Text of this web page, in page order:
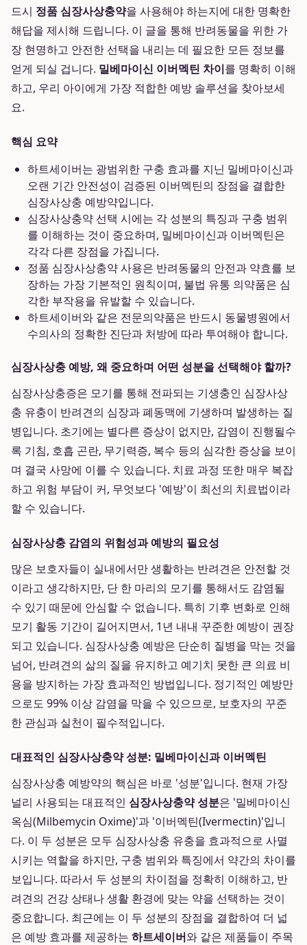
드시 정품 심장사상충약을 사용해야 하는지에 대한 명확한
해답을 제시해 드립니다. 이 글을 통해 반려동물을 위한 가
장 현명하고 안전한 선택을 내리는 데 필요한 모든 정보를
얻게 되실 겁니다. 밀베마이신 이버멕틴 차이를 명확히 이해
하고, 우리 아이에게 가장 적합한 예방 솔루션을 찾아보세
요.
핵심 요약
하트세이버는 광범위한 구충 효과를 지닌 밀베마이신과
오랜 기간 안전성이 검증된 이버멕틴의 장점을 결합한
심장사상충 예방약입니다.
심장사상충약 선택 시에는 각 성분의 특징과 구충 범위
를 이해하는 것이 중요하며, 밀베마이신과 이버멕틴은
각각 다른 장점을 가집니다.
정품 심장사상충약 사용은 반려동물의 안전과 약효를 보
장하는 가장 기본적인 원칙이며, 불법 유통 의약품은 심
각한 부작용을 유발할 수 있습니다.
하트세이버와 같은 전문의약품은 반드시 동물병원에서
수의사의 정확한 진단과 처방에 따라 투여해야 합니다.
심장사상충 예방, 왜 중요하며 어떤 성분을 선택해야 할까?
심장사상충증은 모기를 통해 전파되는 기생충인 심장사상
충 유충이 반려견의 심장과 폐동맥에 기생하며 발생하는 질
병입니다. 초기에는 별다른 증상이 없지만, 감염이 진행될수
록 기침, 호흡 곤란, 무기력증, 복수 등의 심각한 증상을 보이
며 결국 사망에 이를 수 있습니다. 치료 과정 또한 매우 복잡
하고 위험 부담이 커, 무엇보다 '예방'이 최선의 치료법이라
할 수 있습니다.
심장사상충 감염의 위험성과 예방의 필요성
많은 보호자들이 실내에서만 생활하는 반려견은 안전할 것
이라고 생각하지만, 단 한 마리의 모기를 통해서도 감염될
수 있기 때문에 안심할 수 없습니다. 특히 기후 변화로 인해
모기 활동 기간이 길어지면서, 1년 내내 꾸준한 예방이 권장
되고 있습니다. 심장사상충 예방은 단순히 질병을 막는 것을
넘어, 반려견의 삶의 질을 유지하고 예기치 못한 큰 의료 비
용을 방지하는 가장 효과적인 방법입니다. 정기적인 예방만
으로도 99% 이상 감염을 막을 수 있으므로, 보호자의 꾸준
한 관심과 실천이 필수적입니다.
대표적인 심장사상충약 성분: 밀베마이신과 이버멕틴
심장사상충 예방약의 핵심은 바로 '성분'입니다. 현재 가장
널리 사용되는 대표적인 심장사상충약 성분은 '밀베마이신
옥심(Milbemycin Oxime)'과 '이버멕틴(Ivermectin)'입니
다. 이 두 성분은 모두 심장사상충 유충을 효과적으로 사멸
시키는 역할을 하지만, 구충 범위와 특징에서 약간의 차이를
보입니다. 따라서 두 성분의 차이점을 정확히 이해하고, 반
려견의 건강 상태나 생활 환경에 맞는 약을 선택하는 것이
중요합니다. 최근에는 이 두 성분의 장점을 결합하여 더 넓
은 예방 효과를 제공하는 하트세이버와 같은 제품들이 주목